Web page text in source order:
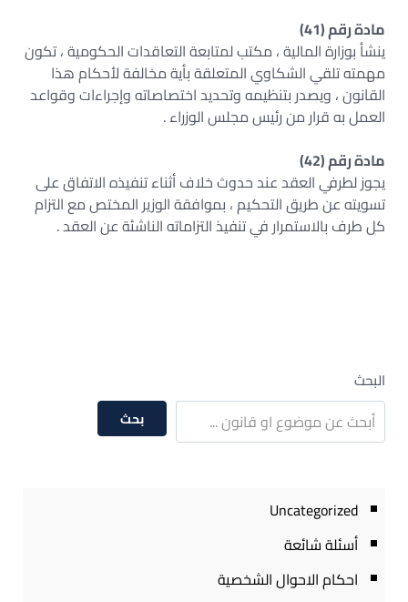
مادة رقم (41)
ينشأ بوزارة المالية ، مكتب لمتابعة التعاقدات الحكومية ، تكون
مهمته تلقي الشكاوي المتعلقة بأية مخالفة لأحكام هذا
القانون ، ويصدر بتنظيمه وتحديد اختصاصاته وإجراءات وقواعد
العمل به قرار من رئيس مجلس الوزراء .
مادة رقم (42)
يجوز لطرفي العقد عند حدوث خلاف أثناء تنفيذه الاتفاق على
تسويته عن طريق التحكيم ، بموافقة الوزير المختص مع التزام
كل طرف بالاستمرار في تنفيذ التزاماته الناشئة عن العقد .
البحث
بحث
Uncategorized
أسئلة شائعة
احكام الاحوال الشخصية